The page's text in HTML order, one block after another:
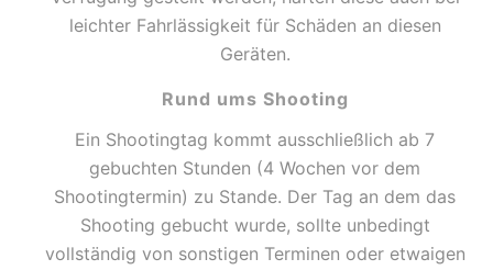
leichter Fahrlässigkeit für Schäden an diesen
Geräten.
Rund ums Shooting
Ein Shootingtag kommt ausschließlich ab 7
gebuchten Stunden (4 Wochen vor dem
Shootingtermin) zu Stande. Der Tag an dem das
Shooting gebucht wurde, sollte unbedingt
vollständig von sonstigen Terminen oder etwaigen